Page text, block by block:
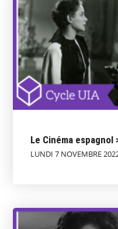
Le Cinéma espagnol
LUNDI 7 NOVEMBRE